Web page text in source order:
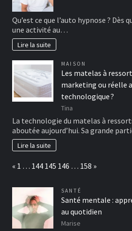
Qu’est ce que l’auto hypnose ? Dès
une activité au…
Lire la suite
MAISON
Les matelas à
marketing ou réelle
technologique ?
Tina
La technologie du matelas à
aboutée aujourd’hui. Sa grande
Lire la suite
Page:
Previous
« 1 … 144 145 146 … 158 Next
»
SANTÉ
Santé mentale :
au quotidien
Marise